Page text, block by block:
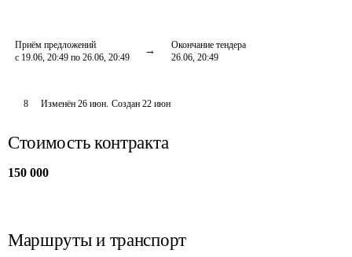
Приём предложений
с 19.06, 20:49 по 26.06, 20:49
Окончание тендера
26.06, 20:49
8 Изменён 26 июн. Создан 22 июн
Стоимость контракта
150 000
Маршруты и транспорт